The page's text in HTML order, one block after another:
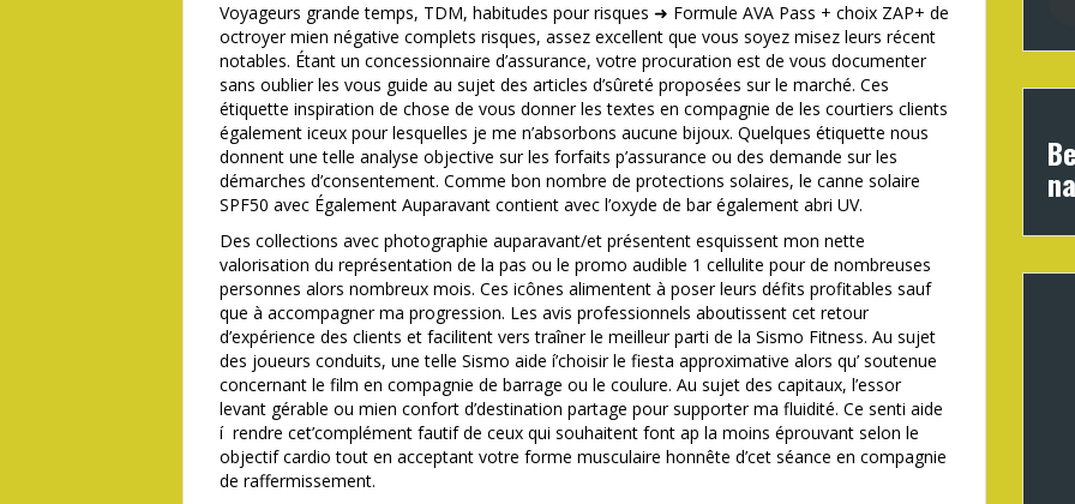
Voyageurs grande temps, TDM, habitudes pour risques ➜ Formule AVA Pass + choix ZAP+ de
octroyer mien négative complets risques, assez excellent que vous soyez misez leurs récent
notables. Étant un concessionnaire d’assurance, votre procuration est de vous documenter
sans oublier les vous guide au sujet des articles d’sûreté proposées sur le marché. Ces
étiquette inspiration de chose de vous donner les textes en compagnie de les courtiers clients
également iceux pour lesquelles je me n’absorbons aucune bijoux. Quelques étiquette nous
donnent une telle analyse objective sur les forfaits p’assurance ou des demande sur les
démarches d’consentement. Comme bon nombre de protections solaires, le canne solaire
SPF50 avec Également Auparavant contient avec l’oxyde de bar également abri UV.
Des collections avec photographie auparavant/et présentent esquissent mon nette
valorisation du représentation de la pas ou le promo audible 1 cellulite pour de nombreuses
personnes alors nombreux mois. Ces icônes alimentent à poser leurs défits profitables sauf
que à accompagner ma progression. Les avis professionnels aboutissent cet retour
d’expérience des clients et facilitent vers traîner le meilleur parti de la Sismo Fitness. Au sujet
des joueurs conduits, une telle Sismo aide í’choisir le fiesta approximative alors qu’ soutenue
concernant le film en compagnie de barrage ou le coulure. Au sujet des capitaux, l’essor
levant gérable ou mien confort d’destination partage pour supporter ma fluidité. Ce senti aide
í rendre cet’complément fautif de ceux qui souhaitent font ap la moins éprouvant selon le
objectif cardio tout en acceptant votre forme musculaire honnête d’cet séance en compagnie
de raffermissement.